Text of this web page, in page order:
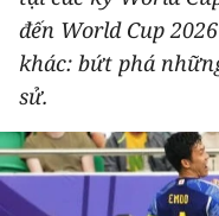
PHÁP LUẬT
DU LỊCH
THẾ GIỚI
THỂ THAO
đến World Cup
khác: bứt phá
sử.